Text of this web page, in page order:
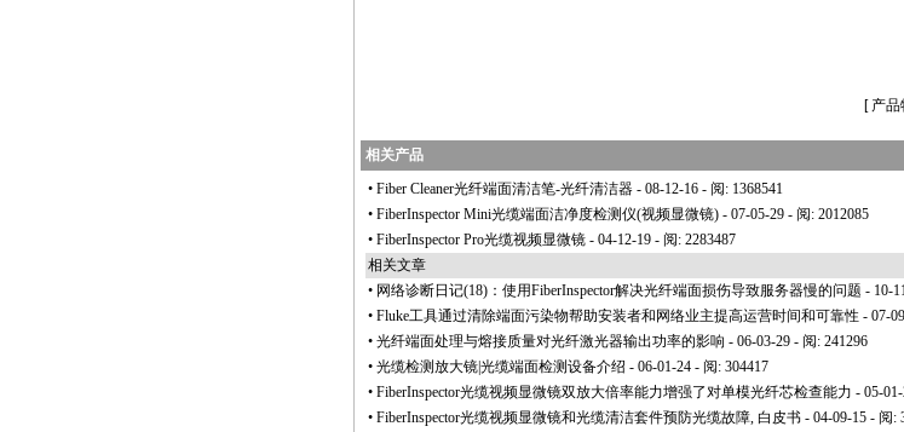
[ 产品
相关产品
• Fiber Cleaner光纤端面清洁笔-光纤清洁器 - 08-12-16 - 阅: 1368541
• FiberInspector Mini光缆端面洁净度检测仪(视频显微镜) - 07-05-29 - 阅: 2012085
• FiberInspector Pro光缆视频显微镜 - 04-12-19 - 阅: 2283487
相关文章
• 网络诊断日记(18)：使用FiberInspector解决光纤端面损伤导致服务器慢的问题 - 10-
• Fluke工具通过清除端面污染物帮助安装者和网络业主提高运营时间和可靠性 - 07-
• 光纤端面处理与熔接质量对光纤激光器输出功率的影响 - 06-03-29 - 阅: 241296
• 光缆检测放大镜|光缆端面检测设备介绍 - 06-01-24 - 阅: 304417
• FiberInspector光缆视频显微镜双放大倍率能力增强了对单模光纤芯检查能力 - 05-
• FiberInspector光缆视频显微镜和光缆清洁套件预防光缆故障, 白皮书 - 04-09-15 - 阅: